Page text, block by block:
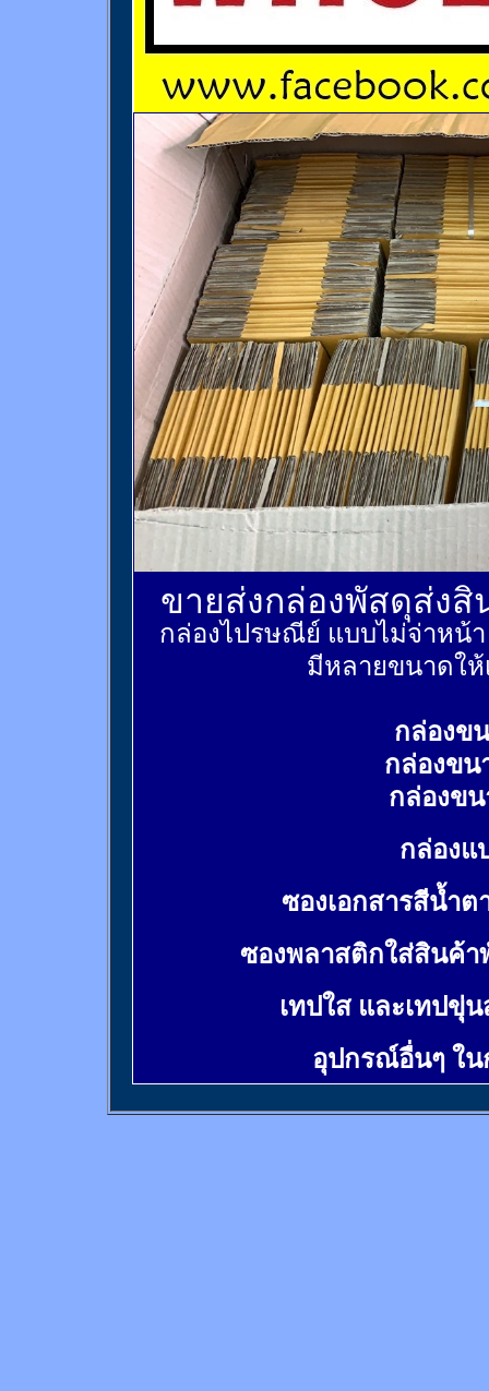
ขายส่งกล่องพัสดุส่ง
กล่องไปรษณีย์ แบบไม่จ่าหน้
มีหลายขนาดให้
กล่องข
กล่องขน
กล่องข
กล่องแ
ซองเอกสารสีน้ำต
ซองพลาสติกใส่สินค้า
เทปใส และเทปขุ่
อุปกรณ์อื่นๆ ใ